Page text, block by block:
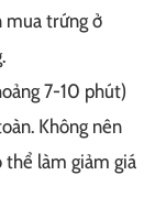
mua trứng ở
7-10 phút)
Không nên
thể làm giảm giá